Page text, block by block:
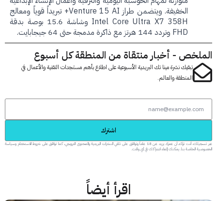
الخفيفة. ويتضمن طراز Venture 15 AI+ تبريداً قوياً ومعالج
Intel Core Ultra X7 358H وشاشة 15.6 بوصة بدقة
- أخبار منتقاة من المنطقة كل أسبوع
تبقيك نشرة مينا تك البريدية الأسبوعية على اطلاع بأهم مستجدات التقنية والأعمال في
المنطقة والعالم.
عبر تسجيلك، أنت تؤكد أن عمرك يزيد عن 18 عاماً وتوافق على تلقي النشرات البريدية والمحتوى الترويجي، كما توافق على شروط الاستخدام وسياسة
الخاصة بنا. يمكنك إلغاء اشتراكك في أي وقت.
اقرأ أيضاً